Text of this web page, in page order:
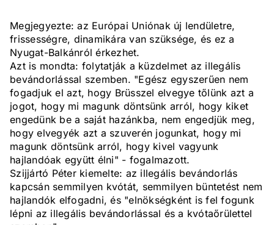
Megjegyezte: az Európai Uniónak új lendületre,
frissességre, dinamikára van szüksége, és ez a
Nyugat-Balkánról érkezhet.
Azt is mondta: folytatják a küzdelmet az illegális
bevándorlással szemben. "Egész egyszerűen nem
fogadjuk el azt, hogy Brüsszel elvegye tőlünk azt a
jogot, hogy mi magunk döntsünk arról, hogy kiket
engedünk be a saját hazánkba, nem engedjük meg,
hogy elvegyék azt a szuverén jogunkat, hogy mi
magunk döntsünk arról, hogy kivel vagyunk
hajlandóak együtt élni" - fogalmazott.
Szijjártó Péter kiemelte: az illegális bevándorlás
kapcsán semmilyen kvótát, semmilyen büntetést nem
hajlandók elfogadni, és "elnökségként is fel fogunk
lépni az illegális bevándorlással és a kvótaőrülettel